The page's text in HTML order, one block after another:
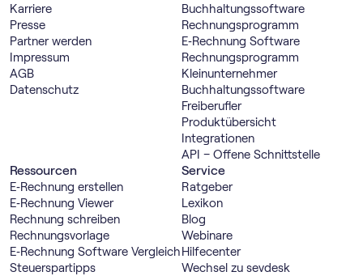
Karriere
Presse
Partner werden
Impressum
AGB
Datenschutz
Buch­haltungs­software
Rechnungs­programm
E‑Rechnung Software
Rechnungs­programm
Kleinunternehmer
Buch­haltungs­software
Freiberufler
Produktübersicht
Integrationen
API – Offene Schnittstelle
Ressourcen
E‑Rechnung erstellen
E‑Rechnung Viewer
Rechnung schreiben
Rechnungsvorlage
E‑Rechnung Software Vergleich
Steuerspartipps
Service
Ratgeber
Lexikon
Blog
Webinare
Hilfecenter
Wechsel zu sevdesk